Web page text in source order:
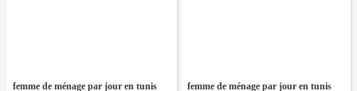
femme de ménage par jour en tunis femme de ménage par jour en tunis